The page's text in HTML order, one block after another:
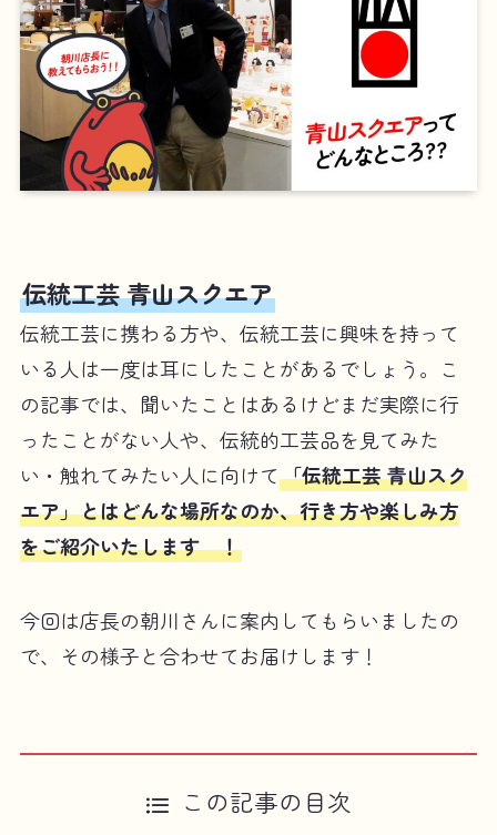
伝統工芸 青山スクエア
伝統工芸に携わる方や、伝統工芸に興味を持って
いる人は一度は耳にしたことがあるでしょう。こ
の記事では、聞いたことはあるけどまだ実際に行
ったことがない人や、伝統的工芸品を見てみた
い・触れてみたい人に向けて「伝統工芸 青山スク
エア」とはどんな場所なのか、行き方や楽しみ方
をご紹介いたします ！
今回は店長の朝川さんに案内してもらいましたの
で、その様子と合わせてお届けします！
この記事の目次